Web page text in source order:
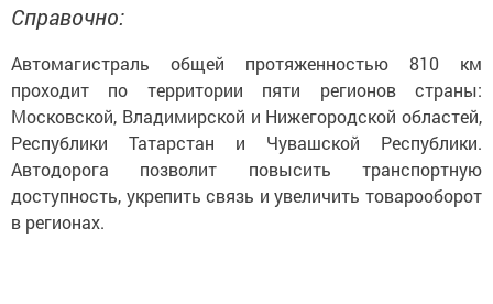
Справочно:
Автомагистраль общей протяженностью 810 км
проходит по территории пяти регионов страны:
Московской, Владимирской и Нижегородской областей,
Республики Татарстан и Чувашской Республики.
Автодорога позволит повысить транспортную
доступность, укрепить связь и увеличить товарооборот
в регионах.